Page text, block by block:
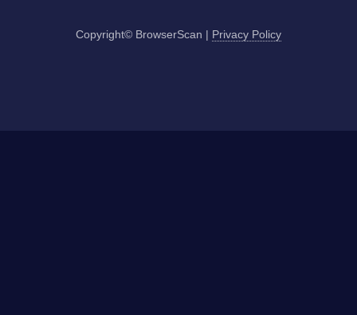
Copyright© BrowserScan | Privacy Policy